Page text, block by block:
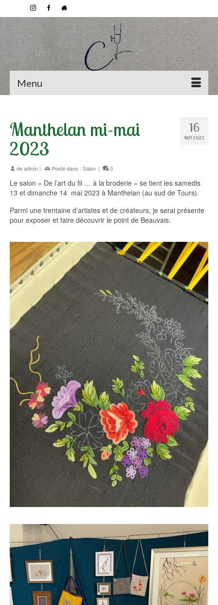
Menu
16
MAI 2023
Manthelan mi-mai
2023
deadmin | Posté dans : Salon | 0
Le salon « De l’art du fil … à la broderie » se tient les samedis
13 et dimanche 14 mai 2023 à Manthelan (au sud de Tours).
Parmi une trentaine d’artistes et de créateurs, je serai présente
pour exposer et faire découvrir le point de Beauvais.